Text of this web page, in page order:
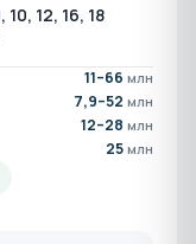
10, 12, 16, 18
11–66 млн
7,9–52 млн
12–28 млн
25 млн